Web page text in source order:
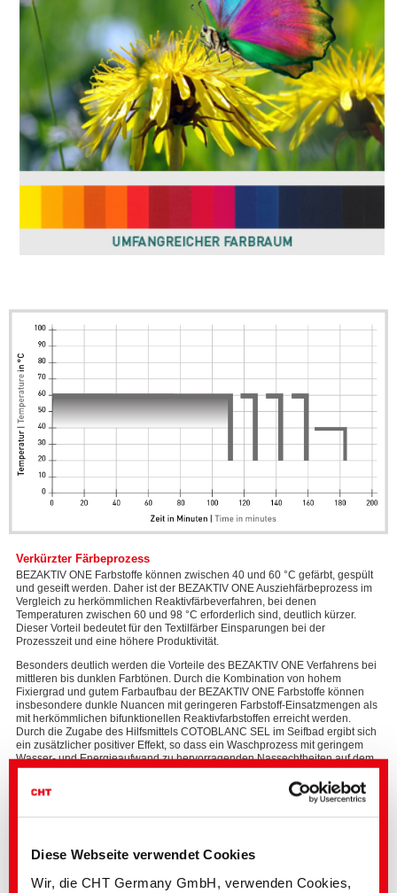
Diese Webseite verwendet Cookies
Wir, die CHT Germany GmbH, verwenden Cookies,
Verkürzter Färbeprozess
BEZAKTIV ONE Farbstoffe können zwischen 40 und 60 °C gefärbt, gespült
und geseift werden. Daher ist der BEZAKTIV ONE Ausziehfärbeprozess im
Vergleich zu herkömmlichen Reaktivfärbeverfahren, bei denen
Temperaturen zwischen 60 und 98 °C erforderlich sind, deutlich kürzer.
Dieser Vorteil bedeutet für den Textilfärber Einsparungen bei der
Prozesszeit und eine höhere Produktivität.
Besonders deutlich werden die Vorteile des BEZAKTIV ONE Verfahrens bei
mittleren bis dunklen Farbtönen. Durch die Kombination von hohem
Fixiergrad und gutem Farbaufbau der BEZAKTIV ONE Farbstoffe können
insbesondere dunkle Nuancen mit geringeren Farbstoff-Einsatzmengen als
mit herkömmlichen bifunktionellen Reaktivfarbstoffen erreicht werden.
Durch die Zugabe des Hilfsmittels COTOBLANC SEL im Seifbad ergibt sich
ein zusätzlicher positiver Effekt, so dass ein Waschprozess mit geringem
Wasser- und Energieaufwand zu hervorragenden Nassechtheiten auf dem
Textil führt.
akzeptieren
Sie
Marketing
Cookies
Die BEZAKTIV ONE Farbstoffe eignen sich hervorragend für den Einsatz im
Prozessoptimierung für die diskontinuierliche Veredlung von